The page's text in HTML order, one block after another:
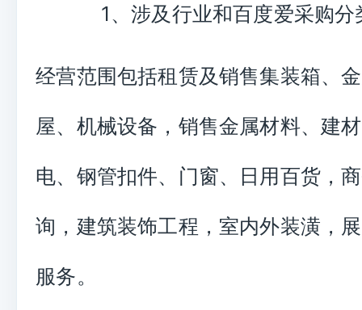
1、涉及行业和百度爱采购分
经营范围包括租赁及销售集装箱、
屋、机械设备，销售金属材料、建
电、钢管扣件、门窗、日用百货，
询，建筑装饰工程，室内外装潢，
服务。